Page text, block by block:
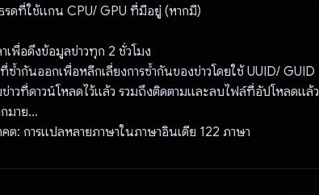
รดที่ใช้แกน CPU/ GPU ที่มีอยู่ (หากมี)
าเพื่อดึงข้อมูลข่าวทุก 2 ชั่วโมง
ซ้ำกันออกเพื่อหลีกเลี่ยงการซ้ำกันของข่าวโดยใช้ UUID/ GUID
าวที่ดาวน์โหลดไว้แล้ว รวมถึงติดตามและลบไฟล์ที่อัปโหลดแล้ว
มาย...
ต: การแปลหลายภาษาในภาษาอินเดีย 122 ภาษา